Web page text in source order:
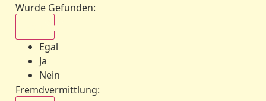
Wurde Gefunden:
Egal
Ja
Nein
Fremdvermittlung: